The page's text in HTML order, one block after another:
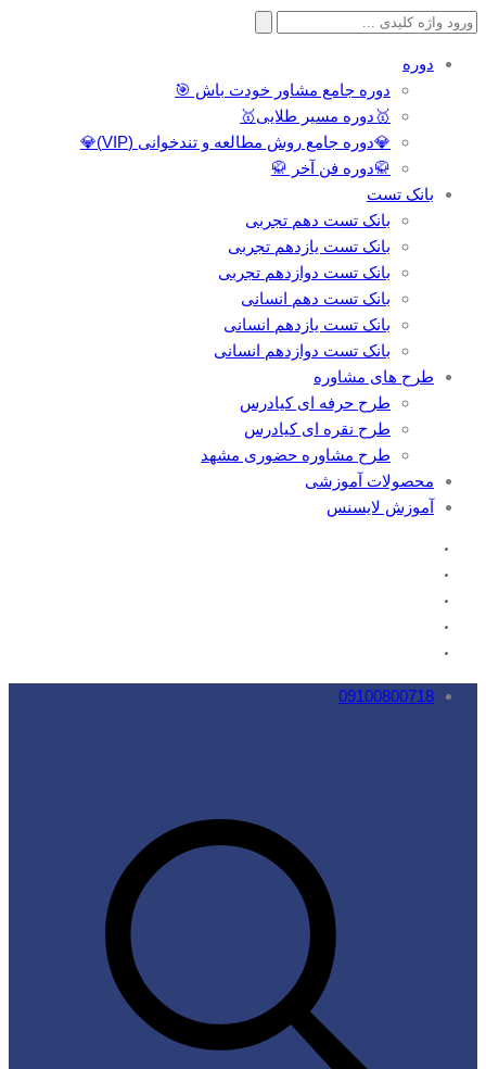
جستجو
دوره
دوره جامع مشاور خودت باش 🎯
🥇دوره مسیر طلایی🥇
💎دوره جامع روش مطالعه و تندخوانی (VIP)💎
🥋دوره فن آخر 🥋
بانک تست
بانک تست دهم تجربی
بانک تست یازدهم تجربی
بانک تست دوازدهم تجربی
بانک تست دهم انسانی
بانک تست یازدهم انسانی
بانک تست دوازدهم انسانی
طرح های مشاوره
طرح حرفه ای کیادرس
طرح نقره ای کیادرس
طرح مشاوره حضوری مشهد
محصولات آموزشی
آموزش لایسنس
09100800718